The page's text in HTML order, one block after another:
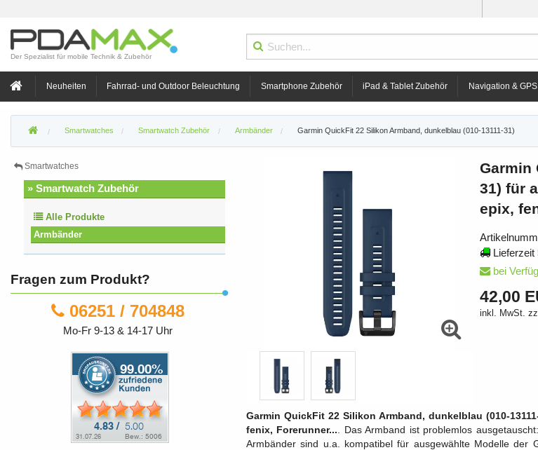
Der Spezialist für mobile Technik & Zubehör
Neuheiten Fahrrad- und Outdoor Beleuchtung Smartphone Zubehör iPad & Tablet Zubehör Navigation & GPS
Smartwatches Smartwatch Zubehör Armbänder Garmin QuickFit 22 Silikon Armband, dunkelblau (010-13111-31)
Garmin
31) für
epix,
Lieferzeit
bei
42,00
inkl. MwSt.
Garmin QuickFit 22 Silikon Armband, dunkelblau (010-
fenix, Forerunner... . Das Armband ist problemlos
Armbänder sind u.a. kompatibel für ausgewählte Modelle der
Smartwatches
» Smartwatch Zubehör
Alle Produkte
Armbänder
Fragen zum Produkt?
06251 / 704848
Mo-Fr 9-13 & 14-17 Uhr